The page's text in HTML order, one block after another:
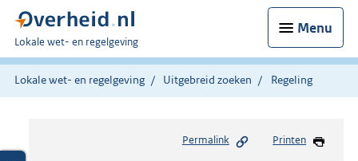
Menu
U
bent
hier:
Lokale wet- en regelgeving
Lokale wet- en regelgeving Uitgebreid zoeken Regeling
Permalink Printen